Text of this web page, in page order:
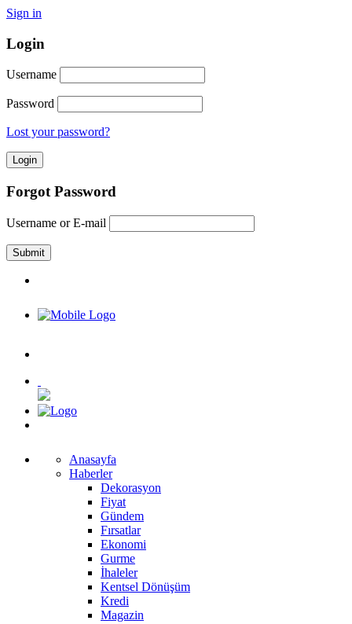
Sign in
Login
Username
Password
Lost your password?
Forgot Password
Username or E-mail
Anasayfa
Haberler
Dekorasyon
Fiyat
Gündem
Fırsatlar
Ekonomi
Gurme
İhaleler
Kentsel Dönüşüm
Kredi
Magazin